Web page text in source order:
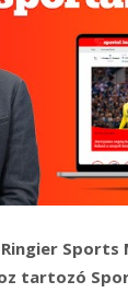
Sports
tartozó